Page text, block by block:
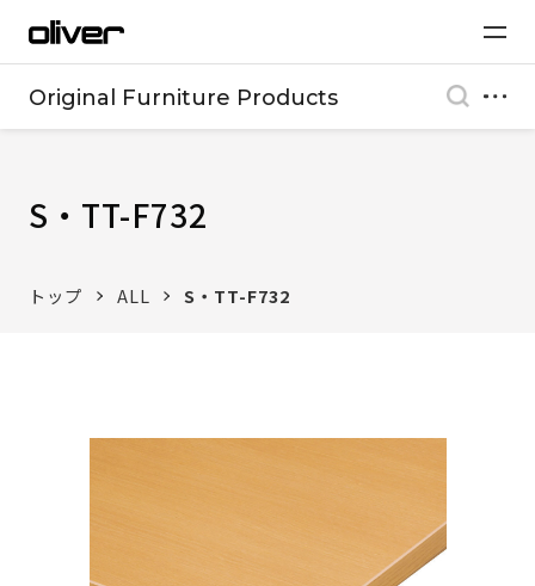
Original Furniture Products
S・TT-F732
トップ ALL S・TT-F732